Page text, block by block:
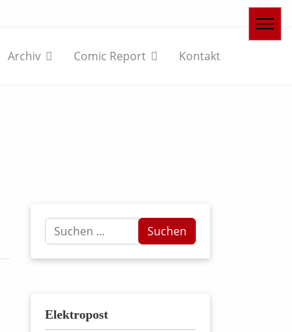
Archiv Comic Report Kontakt
Suchen
...
Suchen
Elektropost